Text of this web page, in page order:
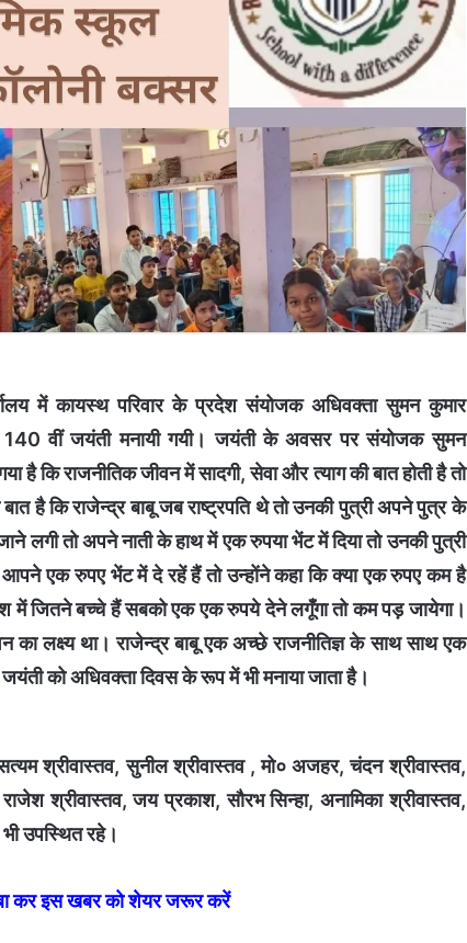
में कायस्थ परिवार के प्रदेश संयोजक अधिवक्ता सुमन कुमार
140 वीं जयंती मनायी गयी। जयंती के अवसर पर संयोजक सुमन
है कि राजनीतिक जीवन में सादगी, सेवा और त्याग की बात होती है तो
है कि राजेन्द्र बाबू जब राष्ट्रपति थे तो उनकी पुत्री अपने पुत्र के
लगी तो अपने नाती के हाथ में एक रुपया भेंट में दिया तो उनकी पुत्री
आपने एक रुपए भेंट में दे रहें हैं तो उन्होंने कहा कि क्या एक रुपए कम है
में जितने बच्चे हैं सबको एक एक रुपये देने लगूँगा तो कम पड़ जायेगा।
लक्ष्य था। राजेन्द्र बाबू एक अच्छे राजनीतिज्ञ के साथ साथ एक
को अधिवक्ता दिवस के रूप में भी मनाया जाता है।
श्रीवास्तव, सुनील श्रीवास्तव , मो० अजहर, चंदन श्रीवास्तव,
श्रीवास्तव, जय प्रकाश, सौरभ सिन्हा, अनामिका श्रीवास्तव,
उपस्थित रहे।
कर इस खबर को शेयर जरूर करें